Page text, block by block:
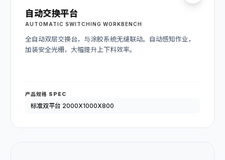
自动交换平台
AUTOMATIC SWITCHING WORKBENCH
全自动双层交换台，与涂胶系统无缝联动。自动感知作业，
加装安全光栅，大幅提升上下料效率。
产品规格 SPEC
标准双平台 2000X1000X800